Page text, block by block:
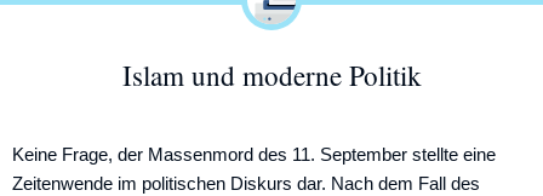
Islam und moderne Politik
Keine Frage, der Massenmord des 11. September stellte eine
Zeitenwende im politischen Diskurs dar. Nach dem Fall des